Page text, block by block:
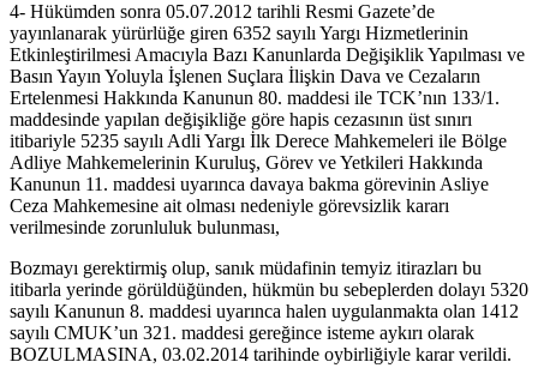
4- Hükümden sonra 05.07.2012 tarihli Resmi Gazete’de
yayınlanarak yürürlüğe giren 6352 sayılı Yargı Hizmetlerinin
Etkinleştirilmesi Amacıyla Bazı Kanunlarda Değişiklik Yapılması ve
Basın Yayın Yoluyla İşlenen Suçlara İlişkin Dava ve Cezaların
Ertelenmesi Hakkında Kanunun 80. maddesi ile TCK’nın 133/1.
maddesinde yapılan değişikliğe göre hapis cezasının üst sınırı
itibariyle 5235 sayılı Adli Yargı İlk Derece Mahkemeleri ile Bölge
Adliye Mahkemelerinin Kuruluş, Görev ve Yetkileri Hakkında
Kanunun 11. maddesi uyarınca davaya bakma görevinin Asliye
Ceza Mahkemesine ait olması nedeniyle görevsizlik kararı
verilmesinde zorunluluk bulunması,
Bozmayı gerektirmiş olup, sanık müdafinin temyiz itirazları bu
itibarla yerinde görüldüğünden, hükmün bu sebeplerden dolayı 5320
sayılı Kanunun 8. maddesi uyarınca halen uygulanmakta olan 1412
sayılı CMUK’un 321. maddesi gereğince isteme aykırı olarak
BOZULMASINA, 03.02.2014 tarihinde oybirliğiyle karar verildi.